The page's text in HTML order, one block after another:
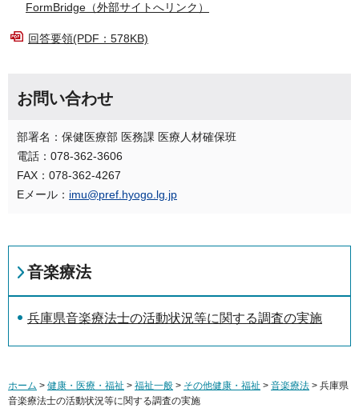
FormBridge（外部サイトへリンク）
回答要領(PDF ：578KB)
お問い合わせ
部署名：保健医療部 医務課 医療人材確保班
電話：078-362-3606
FAX：078-362-4267
Eメール： imu@pref.hyogo.lg.jp
音楽療法
兵庫県音楽療法士の活動状況等に関する調査の実施
ホーム > 健康・医療・福祉 > 福祉一般 > その他健康・福祉 > 音楽療法 > 兵庫県
音楽療法士の活動状況等に関する調査の実施